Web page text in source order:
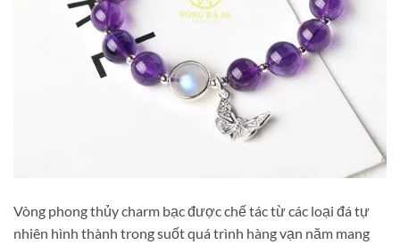
Vòng phong thủy charm bạc được chế tác từ các loại đá tự
nhiên hình thành trong suốt quá trình hàng vạn năm mang